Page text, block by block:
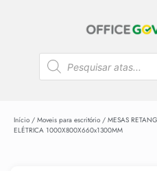
Início / Moveis para escritório / MESAS
ELÉTRICA 1000X800X660x1300MM